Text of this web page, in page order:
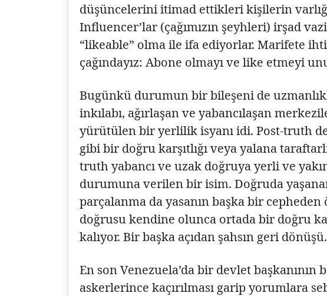
düşüncelerini itimad ettikleri kişilerin
Influencer’lar (çağımızın şeyhleri) irşad
“likeable” olma ile ifa ediyorlar. Marifete
çağındayız: Abone olmayı ve like etmeyi
Bugünkü durumun bir bileşeni de
inkılabı, ağırlaşan ve yabancılaşan
yürütülen bir yerlilik isyanı idi. Post-truth
gibi bir doğru karşıtlığı veya yalana
truth yabancı ve uzak doğruya yerli ve
durumuna verilen bir isim. Doğruda
parçalanma da yasanın başka bir cepheden
doğrusu kendine olunca ortada bir doğru
kalıyor. Bir başka açıdan şahsın geri dönüşü.
En son Venezuela’da bir devlet başkanının
askerlerince kaçırılması garip yorumlara